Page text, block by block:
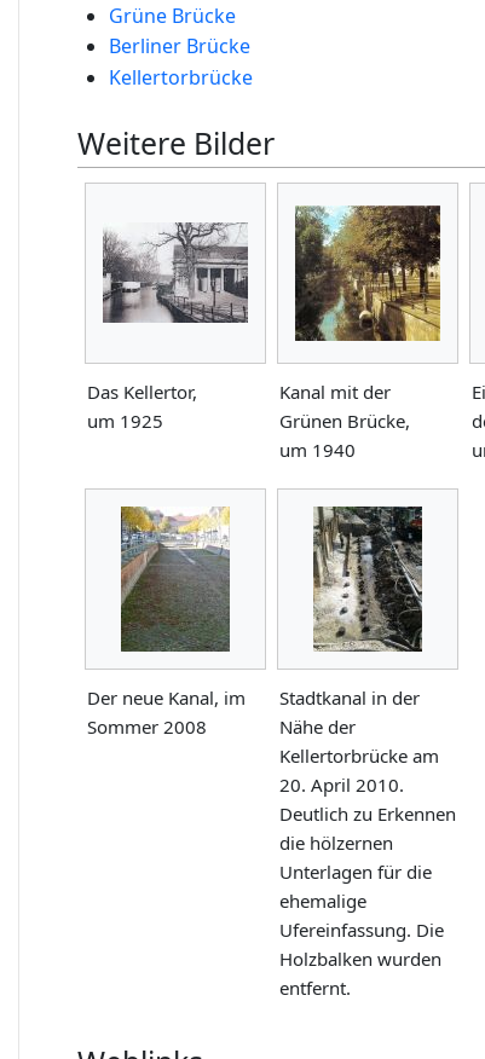
Grüne Brücke
Berliner Brücke
Kellertorbrücke
Weitere Bilder
Das Kellertor,
um 1925
Kanal mit der
Grünen Brücke,
um 1940
Der neue Kanal, im
Sommer 2008
Stadtkanal in der
Nähe der
Kellertorbrücke am
20. April 2010.
Deutlich zu Erkennen
die hölzernen
Unterlagen für die
ehemalige
Ufereinfassung. Die
Holzbalken wurden
entfernt.